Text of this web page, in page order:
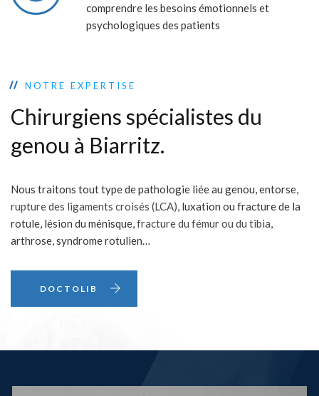
comprendre les besoins émotionnels et
psychologiques des patients
NOTRE EXPERTISE
Chirurgiens spécialistes du
genou à Biarritz.
Nous traitons tout type de pathologie liée au genou, entorse,
rupture des ligaments croisés (LCA) , luxation ou fracture de la
rotule, lésion du ménisque, fracture du fémur ou du tibia
arthrose, syndrome rotulien…
DOCTOLIB